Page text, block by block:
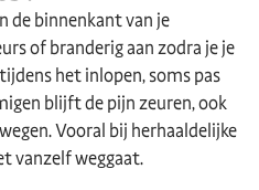
de binnenkant van je
of branderig aan zodra je je
het inlopen, soms pas
blijft de pijn zeuren, ook
Vooral bij herhaaldelijke
vanzelf weggaat.